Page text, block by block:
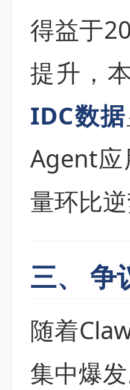
得益于
提升，
IDC数据
Agent
量环比
三、 争
随着
集中爆